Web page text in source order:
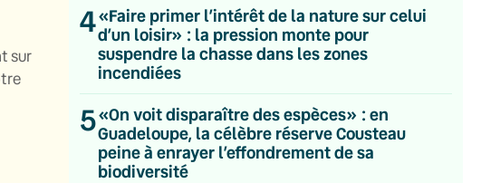
sur
4«Faire primer l’intérêt de la nature sur celui
d’un loisir» : la pression monte pour
suspendre la chasse dans les zones
incendiées
5«On voit disparaître des espèces» : en
Guadeloupe, la célèbre réserve Cousteau
peine à enrayer l’effondrement de sa
biodiversité
💌 Inscrivez-vous à nos newsletters
Quotidienne
Hebdomadaire
Le samedi
Chaleurs Actuelles
Une fois par mois